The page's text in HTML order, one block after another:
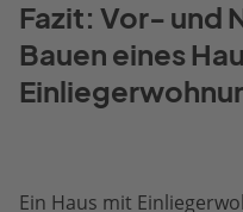
Fazit: Vor- und
Bauen eines
Ein Haus mit